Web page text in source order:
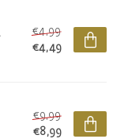
€4,99
€4,49
€9,99
€8,99